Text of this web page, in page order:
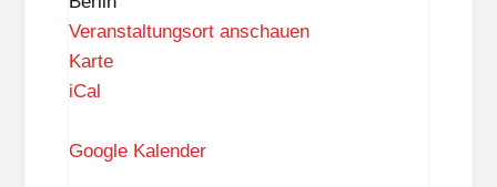
Veranstaltungsort anschauen
KarteF
u
iCal
Google Kalender